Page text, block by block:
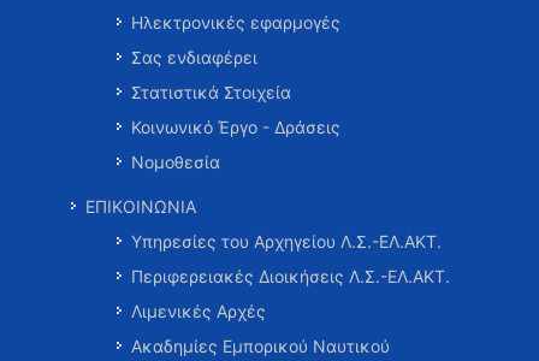
Ηλεκτρονικές εφαρμογές
Σας ενδιαφέρει
Στατιστικά Στοιχεία
Κοινωνικό Έργο - Δράσεις
Νομοθεσία
ΕΠΙΚΟΙΝΩΝΙΑ
Υπηρεσίες του Αρχηγείου Λ.Σ.-ΕΛ.ΑΚΤ.
Περιφερειακές Διοικήσεις Λ.Σ.-ΕΛ.ΑΚΤ.
Λιμενικές Αρχές
Ακαδημίες Εμπορικού Ναυτικού